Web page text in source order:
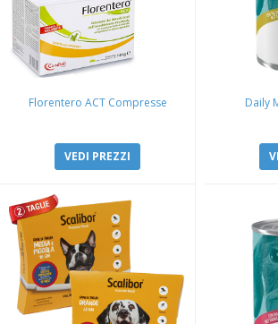
Florentero ACT Compresse
VEDI PREZZI
Daily